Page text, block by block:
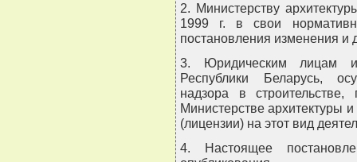
2. Министерству
1999 г. в свои
постановления изменения и
3. Юридическим лицам и
Республики Беларусь,
надзора в
Министерстве архитектуры
(лицензии) на этот вид
4. Настоящее